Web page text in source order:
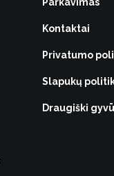
Kontaktai
Privatumo
Slapukų
Draugiški